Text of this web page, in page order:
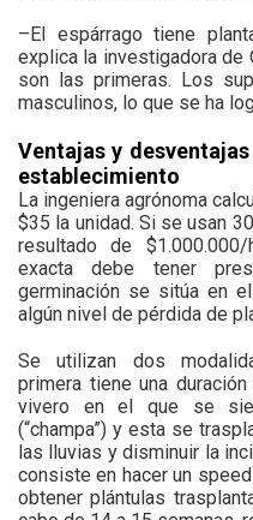
–El espárrago tiene
explica la investigadora de
son las primeras. Los
masculinos, lo que se ha
Ventajas y
establecimiento
La ingeniera agrónoma
$35 la unidad. Si se usan
resultado de
exacta debe tener
germinación se sitúa en
algún nivel de pérdida de
Se utilizan dos
primera tiene una
vivero en el que se
(“champa”) y esta se
las lluvias y disminuir la
consiste en hacer un
obtener plántulas